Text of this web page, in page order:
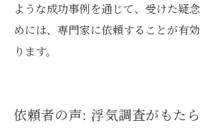
ような成功事例を通じて、受けた疑
めには、専門家に依頼することが有
ります。
依頼者の声: 浮気調査がもた